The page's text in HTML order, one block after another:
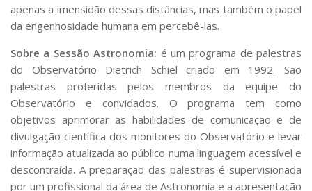
Comunicação
Assessorias e Mídias
Aplicativos e Sites
Jornal da USP
Agenda de Eventos
Defesa de Teses
apenas a imensidão dessas distâncias, mas também o papel
da engenhosidade humana em percebê-las.
Sobre a Sessão Astronomia: é um programa de palestras
do Observatório Dietrich Schiel criado em 1992. São
palestras proferidas pelos membros da equipe do
Observatório e convidados. O programa tem como
objetivos aprimorar as habilidades de comunicação e de
divulgação científica dos monitores do Observatório e levar
informação atualizada ao público numa linguagem acessível e
descontraída. A preparação das palestras é supervisionada
por um profissional da área de Astronomia e a apresentação